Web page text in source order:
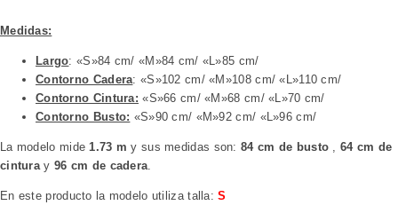
Medidas:
Largo: «S»84 cm/ «M»84 cm/ «L»85 cm/
Contorno Cadera: «S»102 cm/ «M»108 cm/ «L»110 cm/
Contorno Cintura: «S»66 cm/ «M»68 cm/ «L»70 cm/
Contorno Busto: «S»90 cm/ «M»92 cm/ «L»96 cm/
La modelo mide 1.73 m y sus medidas son:84 cm de busto ,64 cm de
cintura y 96 cm de cadera
En este producto la modelo utiliza talla:S